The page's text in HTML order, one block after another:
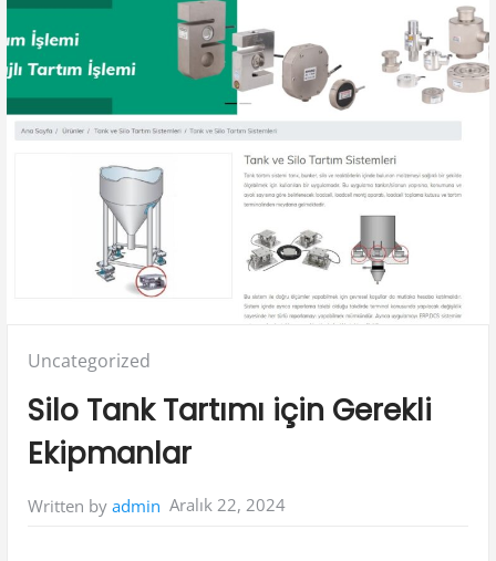
Posted
Uncategorized
Silo Tank Tartımı için Gerekli
Ekipmanlar
Written by admin Aralık 22, 2024